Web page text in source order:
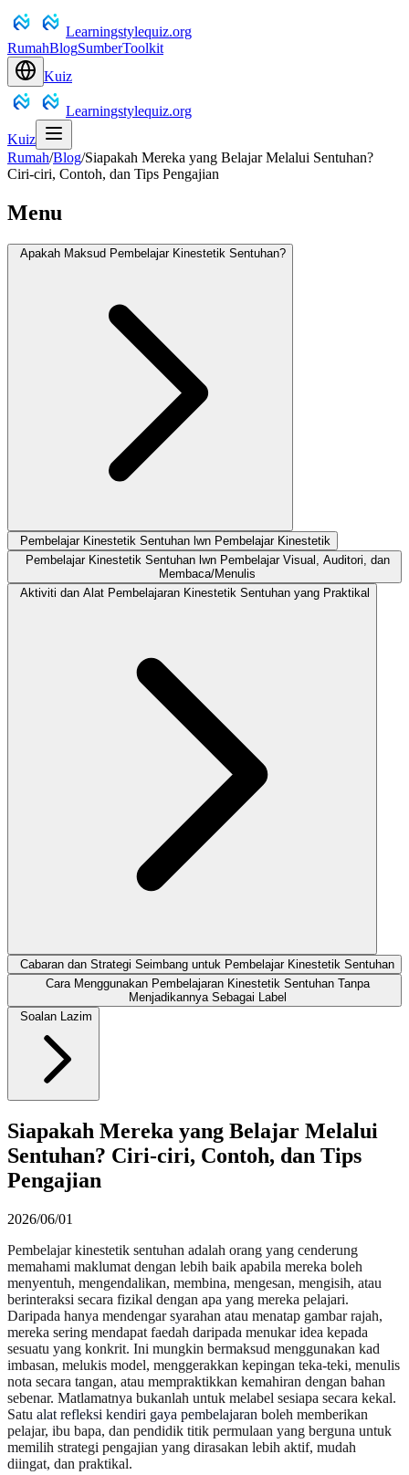
Learningstylequiz.org
RumahBlogSumberToolkit
Kuiz
Learningstylequiz.org
Kuiz
Rumah/Blog/Siapakah Mereka yang Belajar Melalui Sentuhan?
Ciri-ciri, Contoh, dan Tips Pengajian
Menu
Apakah Maksud Pembelajar Kinestetik Sentuhan?
Pembelajar Kinestetik Sentuhan lwn Pembelajar Kinestetik
Pembelajar Kinestetik Sentuhan lwn Pembelajar Visual, Auditori, dan
Membaca/Menulis
Aktiviti dan Alat Pembelajaran Kinestetik Sentuhan yang Praktikal
Cabaran dan Strategi Seimbang untuk Pembelajar Kinestetik Sentuhan
Cara Menggunakan Pembelajaran Kinestetik Sentuhan Tanpa
Menjadikannya Sebagai Label
Soalan Lazim
Siapakah Mereka yang Belajar Melalui
Sentuhan? Ciri-ciri, Contoh, dan Tips
Pengajian
2026/06/01
Pembelajar kinestetik sentuhan adalah orang yang cenderung
memahami maklumat dengan lebih baik apabila mereka boleh
menyentuh, mengendalikan, membina, mengesan, mengisih, atau
berinteraksi secara fizikal dengan apa yang mereka pelajari.
Daripada hanya mendengar syarahan atau menatap gambar rajah,
mereka sering mendapat faedah daripada menukar idea kepada
sesuatu yang konkrit. Ini mungkin bermaksud menggunakan kad
imbasan, melukis model, menggerakkan kepingan teka-teki, menulis
nota secara tangan, atau mempraktikkan kemahiran dengan bahan
sebenar. Matlamatnya bukanlah untuk melabel sesiapa secara kekal.
Satu alat refleksi kendiri gaya pembelajaran boleh memberikan
pelajar, ibu bapa, dan pendidik titik permulaan yang berguna untuk
memilih strategi pengajian yang dirasakan lebih aktif, mudah
diingat, dan praktikal.